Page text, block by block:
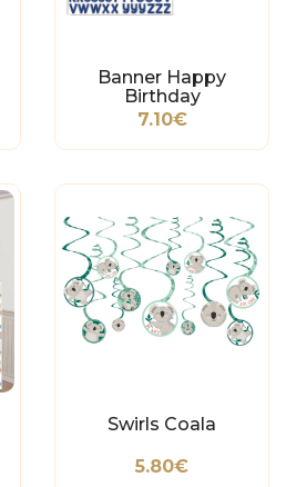
Banner Happy
Birthday
Personalizável Aviões
7.10€
Swirls Coala
5.80€